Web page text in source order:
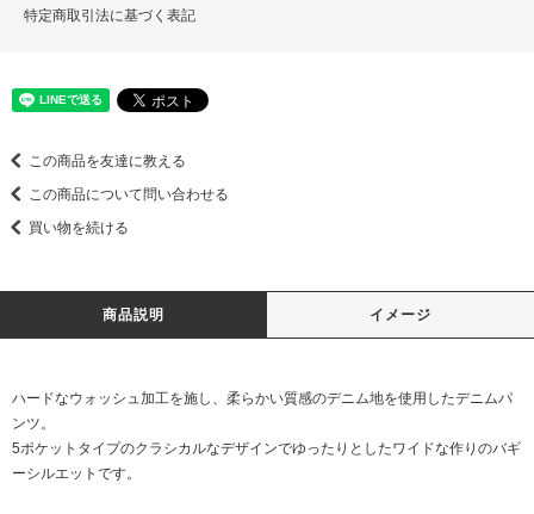
特定商取引法に基づく表記
この商品を友達に教える
この商品について問い合わせる
買い物を続ける
商品説明 イメージ
ハードなウォッシュ加工を施し、柔らかい質感のデニム地を使用したデニムパ
ンツ。
5ポケットタイプのクラシカルなデザインでゆったりとしたワイドな作りのバギ
ーシルエットです。